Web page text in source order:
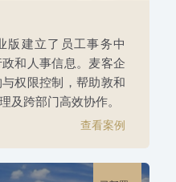
版建立了员工事务中
和人事信息。麦客企
权限控制，帮助敦和
及跨部门高效协作。
查看案例